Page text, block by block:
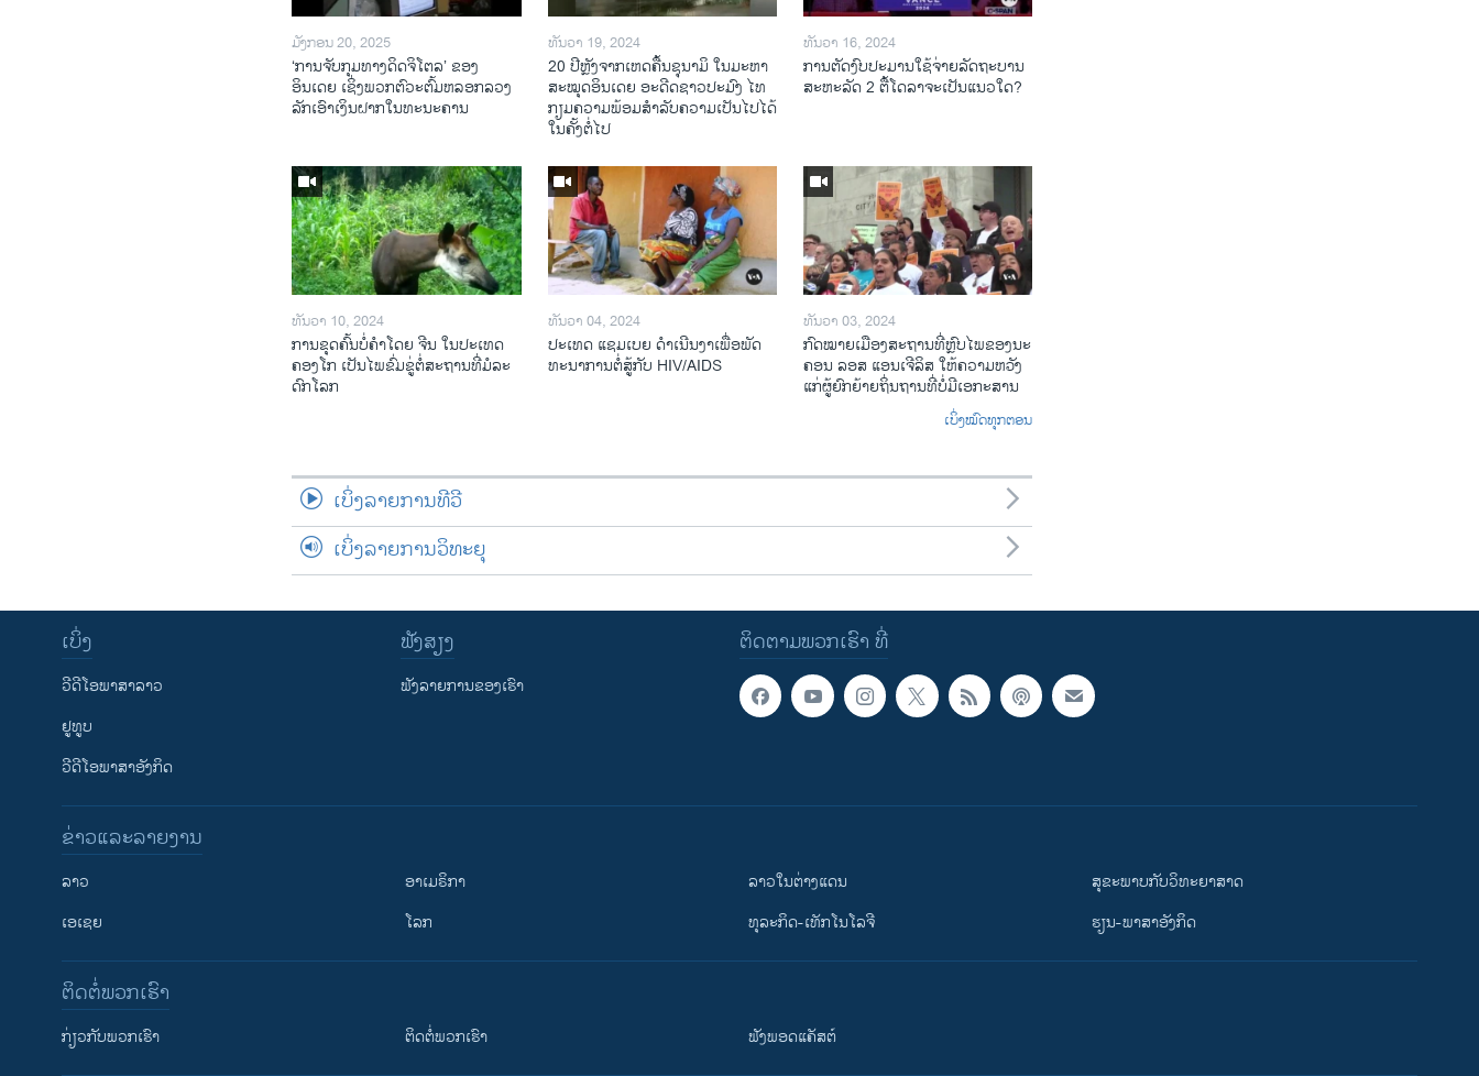
ມັງກອນ 20, 2025
‘ການຈັບກຸມທາງດິດຈິໂຕລ’ ຂອງ
ອິນເດຍ ເຊິ່ງພວກຕົວະຕົ້ມຫລອກລວງ
ລັກເອົາເງິນຝາກໃນທະນະຄານ
ທັນວາ 19, 2024
20 ປີຫຼັງ​ຈາກ​ເຫດ​ຄື້ນ​ຊຸ​ນາ​ມິ ໃນ​ມະ​ຫາ​
ສະ​ໝຸດ​ອິນ​ເດຍ ອະ​ດີດ​ຊາວ​ປະ​ມົງ ໄທ
ກຽມ​ຄວາມ​ພ້ອມ​ສຳ​ລັບ​ຄວາມ​ເປັນ​ໄປ​ໄດ້​
ໃນ​ຄັ້ງ​ຕໍ່​ໄປ
ທັນວາ 16, 2024
ການ​ຕັດ​ງົບ​ປະ​ມານ​ໃຊ້​ຈ່າຍ​ລັດ​ຖະ​ບານ
ສະ​ຫະ​ລັດ 2 ຕື້​ໂດ​ລາ​ຈະ​ເປັນ​ແນວ​ໃດ?
ທັນວາ 10, 2024
ການ​ຂຸດ​ຄົ້ນ​ບໍ່​ຄຳ​ໂດຍ ຈີນ ໃນ​ປະ​ເທດ
ຄອງ​ໂກ ເປັນ​ໄພ​ຂົ່ມ​ຂູ່​ຕໍ່​ສະ​ຖານ​ທີ່​ມໍ​ລະ​
ດົກ​ໂລກ​
ທັນວາ 04, 2024
ປະ​ເທດ ແຊມ​ເບຍ ດຳ​ເນີນ​ງາ​ເພື່ອ​ພັດ​
ທະ​ນາ​ການ​ຕໍ່​ສູ້​ກັບ​ HIV/AIDS
ທັນວາ 03, 2024
ກົດ​ໝາຍ​ເມືອງ​ສະ​ຖານ​ທີ່ຫຼົບ​ໄພ​ຂອງ​ນະ​
ຄອນ ລອ​ສ ແອນ​ເຈີ​ລິ​ສ ໃຫ້​ຄວາມ​ຫວັງ​
ແກ່​ຜູ້​ຍົກ​ຍ້າຍ​ຖິ່ນ​ຖານ​ທີ່ບໍ່​ມີ​ເອ​ກະ​ສານ
ເບິ່ງໝົດທຸກຕອນ
ເບິ່ງລາຍການທີວີ
ເບິ່ງລາຍການວິທະຍຸ
ຕິດຕາມພວກເຮົາ ທີ່
ເບິ່ງ
ວີດີໂອພາສາລາວ
ຢູທູບ
ວີດີໂອພາສາອັງກິດ
ຟັງສຽງ
ຟັງລາຍການຂອງເຮົາ
ຂ່າວແລະລາຍງານ
ລາວ
ເອເຊຍ
ອາເມຣິກາ
ໂລກ
ລາວໃນຕ່າງແດນ
ທຸລະກິດ-ເທັກໂນໂລຈີ
ສຸຂະພາບກັບວິທະຍາສາດ
ຮຽນ-ພາສາອັງກິດ
ຕິດຕໍ່ພວກເຮົາ
ກ່ຽວກັບພວກເຮົາ ຕິດຕໍ່ພວກເຮົາ ຟັງພອດແຄັສຕ໌